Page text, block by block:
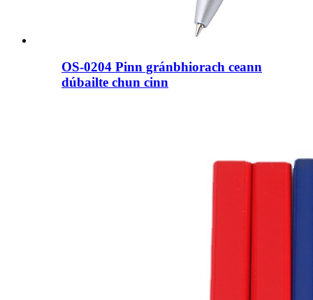
OS-0204 Pinn gránbhiorach ceann
dúbailte chun cinn